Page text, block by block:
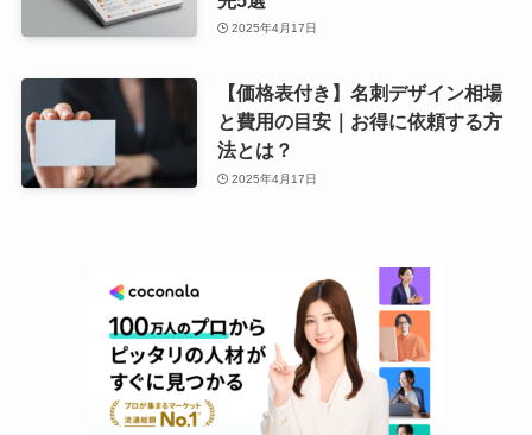
2025年4月17日
【価格表付き】名刺デザイン相場
と費用の目安｜お得に依頼する方
法とは？
2025年4月17日